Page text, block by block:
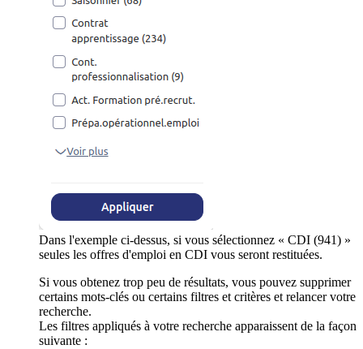
Dans l'exemple ci-dessus, si vous sélectionnez « CDI (941) »
seules les offres d'emploi en CDI vous seront restituées.
Si vous obtenez trop peu de résultats, vous pouvez supprimer
certains mots-clés ou certains filtres et critères et relancer votre
recherche.
Les filtres appliqués à votre recherche apparaissent de la façon
suivante :